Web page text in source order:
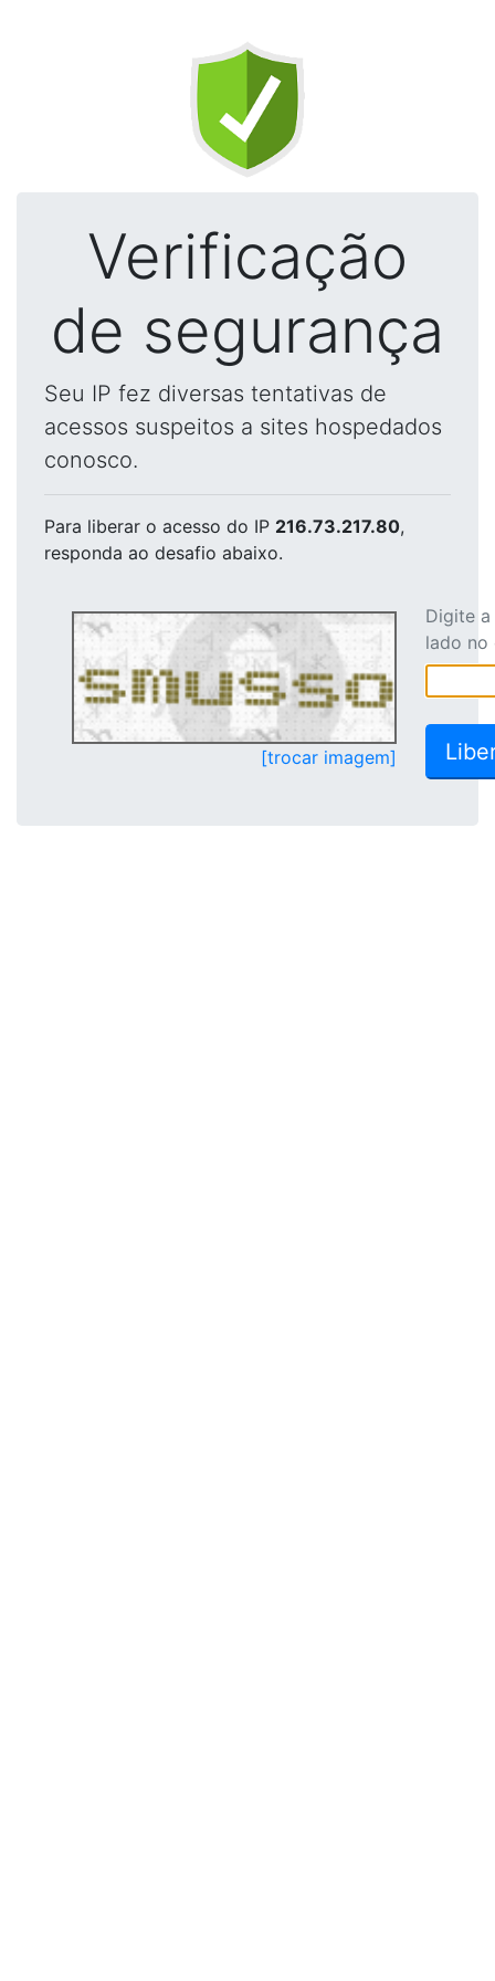
Verificação
de segurança
Seu IP fez diversas tentativas de
acessos suspeitos a sites hospedados
conosco.
Para liberar o acesso do IP 216.73.217.80,
responda ao desafio abaixo.
[trocar imagem]
Digite
lado no